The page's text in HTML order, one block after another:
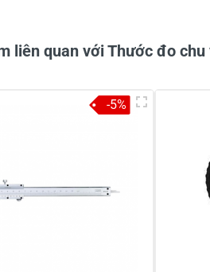
Họ
liên quan với Thước đo
-5%